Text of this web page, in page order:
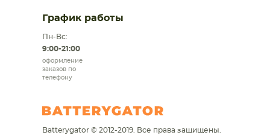
График работы
Пн-Вс:
9:00-21:00
оформление
заказов по
телефону
Batterygator © 2012-2019. Все права защищены.